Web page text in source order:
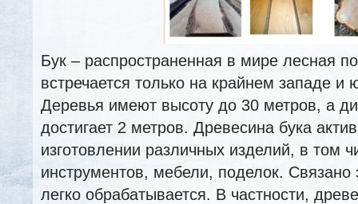
Бук – распространенная в мире лесная
встречается только на крайнем западе и
Деревья имеют высоту до 30 метров, а
достигает 2 метров. Древесина бука
изготовлении различных изделий, в том
инструментов, мебели, поделок. Связано
легко обрабатывается. В частности,